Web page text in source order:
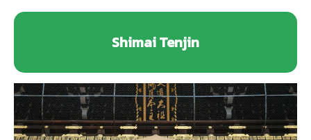
Shimai Tenjin